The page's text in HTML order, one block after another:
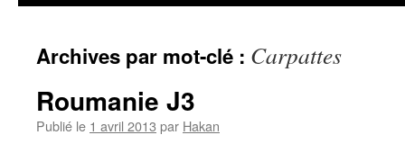
Archives par mot-clé : Carpattes
Roumanie J3
Publié le 1 avril 2013 par Hakan